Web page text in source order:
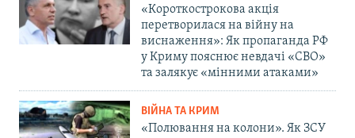
«Короткострокова акція
перетворилася на війну на
виснаження»: Як пропаганда РФ
у Криму пояснює невдачі «СВО»
та залякує «мінними атаками»
ВІЙНА ТА КРИМ
«Полювання на колони». Як ЗСУ